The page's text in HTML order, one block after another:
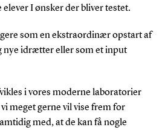
I ønsker der bliver testet.
som en ekstraordinær opstart af
nye idrætter eller som et input
i vores moderne laboratorier
meget gerne vil vise frem for
med, at de kan få nogle